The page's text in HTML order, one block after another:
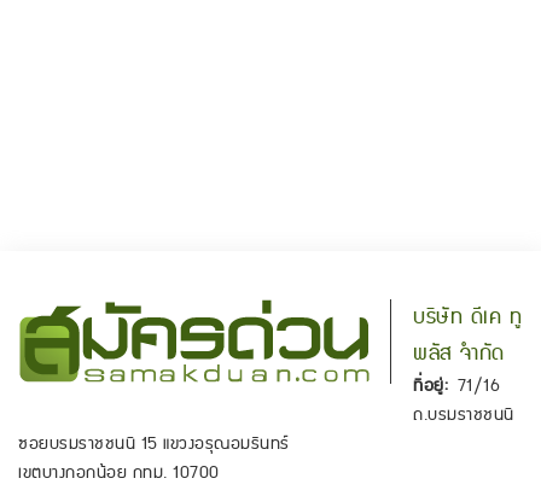
บริษัท ดีเค ทู
พลัส จำกัด
ที่อยู่: 71/16
ถ.บรมราชชนนี
ซอยบรมราชชนนี 15 แขวงอรุณอมรินทร์
เขตบางกอกน้อย กทม. 10700